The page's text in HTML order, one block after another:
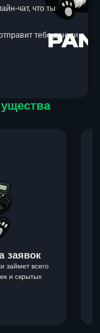
чат, что ты
тебе деньги
заявок
займет всего
и скрытых